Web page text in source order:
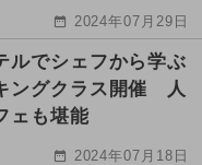
2024年07月29日
ルでシェフから学ぶ
ングクラス開催 人
ェも堪能
2024年07月18日